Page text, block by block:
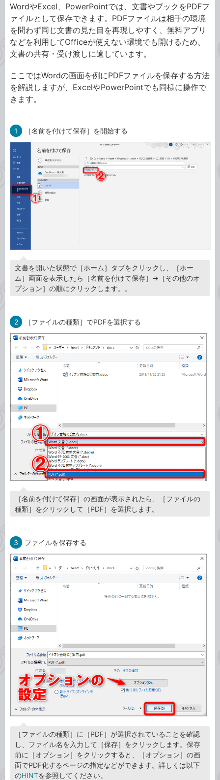
WordやExcel、PowerPointでは、文書やブックをPDFフ
ァイルとして保存できます。PDFファイルは相手の環境
を問わず同じ文書の見た目を再現しやすく、無料アプリ
などを利用してOfficeが使えない環境でも開けるため、
文書の共有・受け渡しに適しています。
ここではWordの画面を例にPDFファイルを保存する方法
を解説しますが、ExcelやPowerPointでも同様に操作で
きます。
1 ［名前を付けて保存］を開始する
文書を開いた状態で［ホーム］タブをクリックし、［ホー
ム］画面を表示したら［名前を付けて保存］→［その他のオ
プション］の順にクリックします。。
2 ［ファイルの種類］でPDFを選択する
［名前を付けて保存］の画面が表示されたら、［ファイルの
種類］をクリックして［PDF］を選択します。
3 ファイルを保存する
［ファイルの種類］に［PDF］が選択されていることを確認
し、ファイル名を入力して［保存］をクリックします。保存
前に［オプション］をクリックすると、［オプション］の画
面でPDF化するページの指定などができます。詳しくは以下
のHINTを参照してください。